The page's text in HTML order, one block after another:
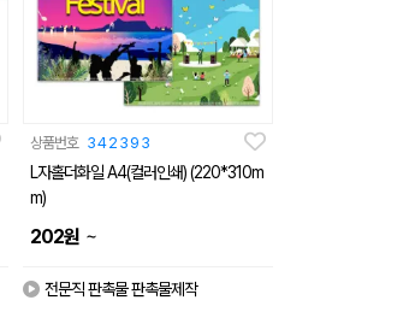
상품번호 342393
L자홀더화일 A4(컬러인쇄) (220*310m
m)
202원 ~
전문직 판촉물 판촉물제작